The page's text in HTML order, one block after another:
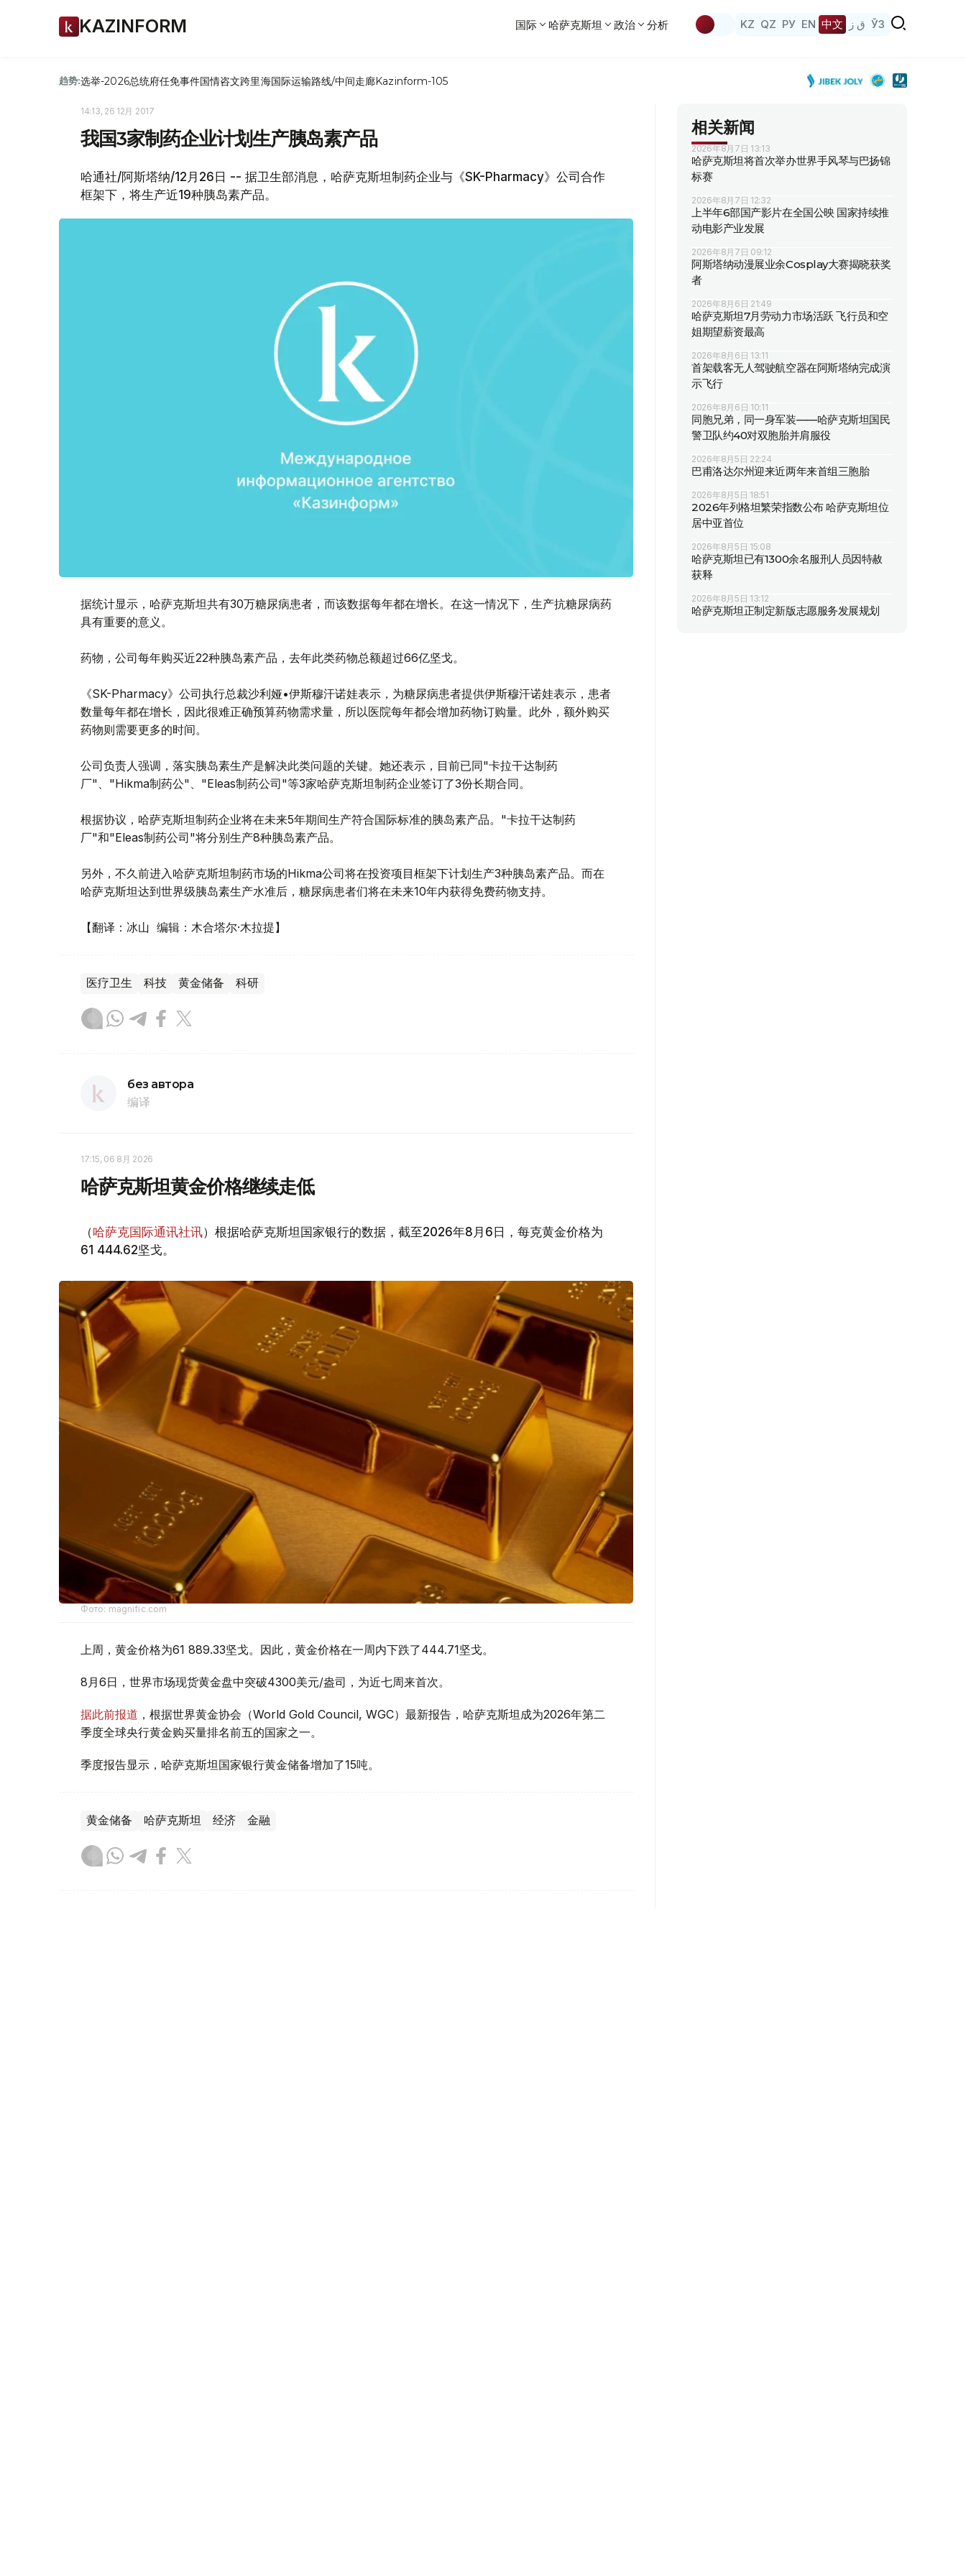
KAZINFORM 国际 哈萨克斯坦 政治 分析 KZ QZ РУ EN 中文 ق ز ЎЗ
趋势:选举-2026总统府任免事件国情咨文跨里海国际运输路线/中间走廊Kazinform-105
14:13, 26 12月 2017
我国3家制药企业计划生产胰岛素产品
哈通社/阿斯塔纳/12月26日 -- 据卫生部消息，哈萨克斯坦制药企业与《SK-Pharmacy》公司合作
框架下，将生产近19种胰岛素产品。
据统计显示，哈萨克斯坦共有30万糖尿病患者，而该数据每年都在增长。在这一情况下，生产抗糖尿病药
具有重要的意义。
药物，公司每年购买近22种胰岛素产品，去年此类药物总额超过66亿坚戈。
《SK-Pharmacy》公司执行总裁沙利娅•伊斯穆汗诺娃表示，为糖尿病患者提供伊斯穆汗诺娃表示，患者
数量每年都在增长，因此很难正确预算药物需求量，所以医院每年都会增加药物订购量。此外，额外购买
药物则需要更多的时间。
公司负责人强调，落实胰岛素生产是解决此类问题的关键。她还表示，目前已同"卡拉干达制药
厂"、"Hikma制药公"、"Eleas制药公司"等3家哈萨克斯坦制药企业签订了3份长期合同。
根据协议，哈萨克斯坦制药企业将在未来5年期间生产符合国际标准的胰岛素产品。"卡拉干达制药
厂"和"Eleas制药公司"将分别生产8种胰岛素产品。
另外，不久前进入哈萨克斯坦制药市场的Hikma公司将在投资项目框架下计划生产3种胰岛素产品。而在
哈萨克斯坦达到世界级胰岛素生产水准后，糖尿病患者们将在未来10年内获得免费药物支持。
【翻译：冰山 编辑：木合塔尔·木拉提】
医疗卫生 科技 黄金储备 科研
без автора
编译
17:15, 06 8月 2026
哈萨克斯坦黄金价格继续走低
（哈萨克国际通讯社讯）根据哈萨克斯坦国家银行的数据，截至2026年8月6日，每克黄金价格为
61 444.62坚戈。
Фото: magnific.com
上周，黄金价格为61 889.33坚戈。因此，黄金价格在一周内下跌了444.71坚戈。
8月6日，世界市场现货黄金盘中突破4300美元/盎司，为近七周来首次。
据此前报道 ，根据世界黄金协会（World Gold Council, WGC）最新报告，哈萨克斯坦成为2026年第二
季度全球央行黄金购买量排名前五的国家之一。
季度报告显示，哈萨克斯坦国家银行黄金储备增加了15吨。
黄金储备 哈萨克斯坦 经济 金融
相关新闻
2026年8月7日 13:13
哈萨克斯坦将首次举办世界手风琴与巴扬锦
标赛
2026年8月7日 12:32
上半年6部国产影片在全国公映 国家持续推
动电影产业发展
2026年8月7日 09:12
阿斯塔纳动漫展业余Cosplay大赛揭晓获奖
者
2026年8月6日 21:49
哈萨克斯坦7月劳动力市场活跃 飞行员和空
姐期望薪资最高
2026年8月6日 13:11
首架载客无人驾驶航空器在阿斯塔纳完成演
示飞行
2026年8月6日 10:11
同胞兄弟，同一身军装——哈萨克斯坦国民
警卫队约40对双胞胎并肩服役
2026年8月5日 22:24
巴甫洛达尔州迎来近两年来首组三胞胎
2026年8月5日 18:51
2026年列格坦繁荣指数公布 哈萨克斯坦位
居中亚首位
2026年8月5日 15:08
哈萨克斯坦已有1300余名服刑人员因特赦
获释
2026年8月5日 13:12
哈萨克斯坦正制定新版志愿服务发展规划